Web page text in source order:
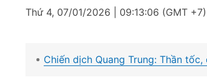
Thứ 4, 07/01/2026 | 09:13:06 (GMT +7)
Chiến dịch Quang Trung: Thần